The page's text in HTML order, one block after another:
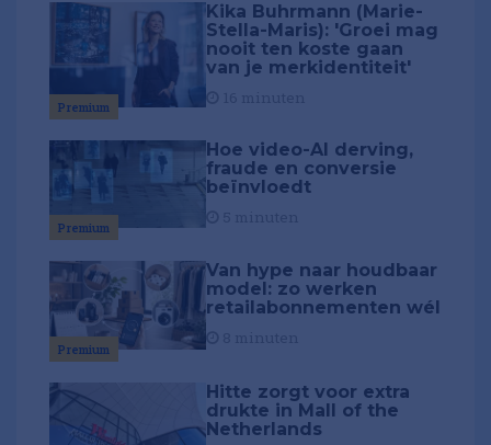
Premium
Kika Buhrmann (Marie-
Stella-Maris): 'Groei mag
nooit ten koste gaan
van je merkidentiteit'
Premium
Hoe video-AI derving,
fraude en conversie
beïnvloedt
Premium
Van hype naar houdbaar
model: zo werken
retailabonnementen wél
Hitte zorgt voor extra
drukte in Mall of the
Netherlands